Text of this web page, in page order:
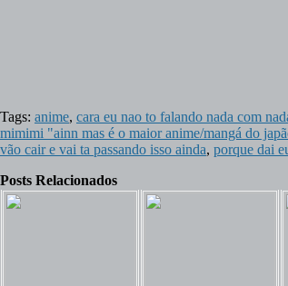
Tags: anime, cara eu nao to falando nada com
mimimi "ainn mas é o maior anime/mangá do
vão cair e vai ta passando isso ainda, porque dai
Posts Relacionados